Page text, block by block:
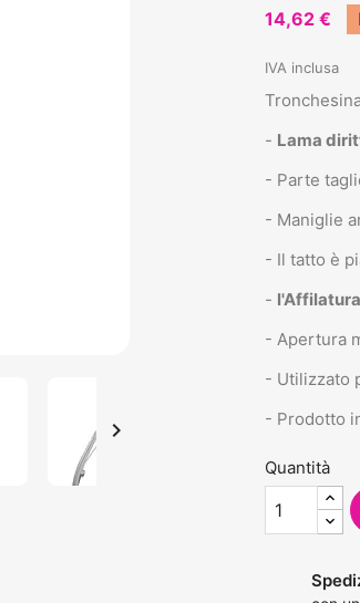

14,62 €
IVA inclusa
- Lama
- Parte
- Maniglie
- Il tatto è
-
- Apertura
- Utilizzato
- Prodotto
Quantità